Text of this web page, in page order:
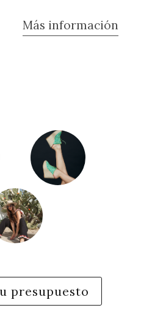
Más información
presupuesto